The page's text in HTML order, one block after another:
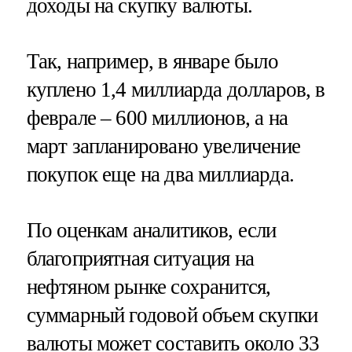
доходы на скупку валюты.
Так, например, в январе было
куплено 1,4 миллиарда долларов, в
феврале – 600 миллионов, а на
март запланировано увеличение
покупок еще на два миллиарда.
По оценкам аналитиков, если
благоприятная ситуация на
нефтяном рынке сохранится,
суммарный годовой объем скупки
валюты может составить около 33